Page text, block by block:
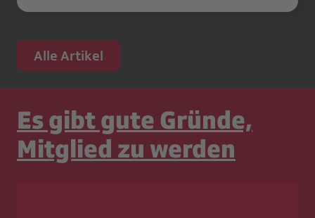
Alle Artikel
Es gibt gute Gründe,
Mitglied zu werden